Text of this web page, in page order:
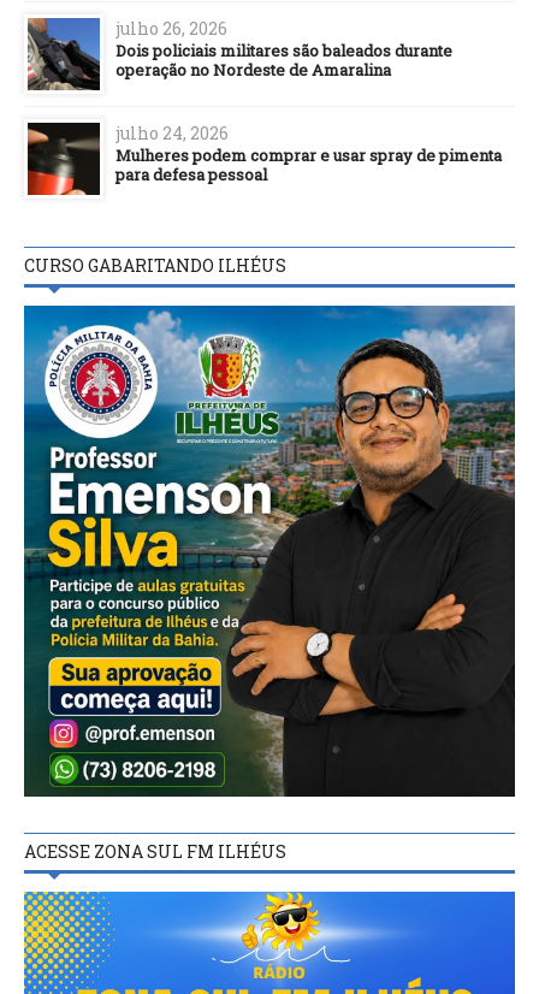
julho 26, 2026
Dois policiais militares são baleados durante
operação no Nordeste de Amaralina
julho 24, 2026
Mulheres podem comprar e usar spray de pimenta
para defesa pessoal
CURSO GABARITANDO ILHÉUS
ACESSE ZONA SUL FM ILHÉUS